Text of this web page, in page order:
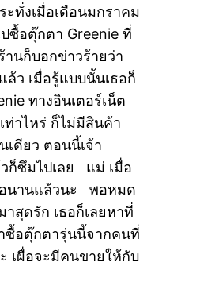
ะทั่งเมื่อเดือนมกราคม
ซื้อตุ๊กตา Greenie ที่
านก็บอกข่าวร้ายว่า
ล้ว เมื่อรู้แบบนั้นเธอก็
ทางอินเตอร์เน็ต
ท่าไหร่ ก็ไม่มีสินค้า
เดียว ตอนนี้เจ้า
ก็ซึมไปเลย แม่ เมื่อ
อนานแล้วนะ พอหมด
าสุดรัก เธอก็เลยหาที่
ซื้อตุ๊กตารุ่นนี้จากคนที่
เผื่อจะมีคนขายให้กับ